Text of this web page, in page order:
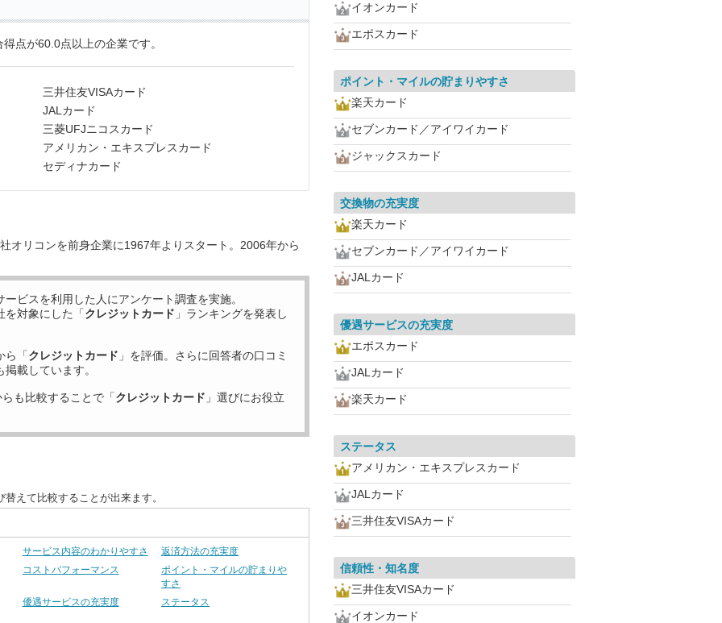
点が60.0点以上の企業です。
三井住友VISAカード
JALカード
三菱UFJニコスカード
アメリカン・エキスプレスカード
セディナカード
オリコンを前身企業に1967年よりスタート。2006年から
ービスを利用した 人にアンケート調査を実施。
を対象にした「クレジットカード 」ランキングを発表し
ら「クレジットカード 」を評価。さらに回答者の口コミ
載しています。
も比較することで「クレジットカード 」選びにお役立
えて比較することが出来ます。
サービス内容のわかりやすさ
返済方法の充実度
コストパフォーマンス
ポイント・マイルの貯まりや
すさ
優遇サービスの充実度
ステータス
イオンカード
エポスカード
ポイント・マイルの貯まりやすさ
楽天カード
セブンカード／アイワイカード
ジャックスカード
交換物の充実度
楽天カード
セブンカード／アイワイカード
JALカード
優遇サービスの充実度
エポスカード
JALカード
楽天カード
ステータス
アメリカン・エキスプレスカード
JALカード
三井住友VISAカード
信頼性・知名度
三井住友VISAカード
イオンカード